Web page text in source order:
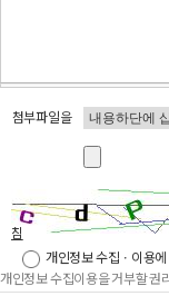
첨부파일을
침
개인정보 수집ㆍ이용
개인정보 수집이용을 거부할 권